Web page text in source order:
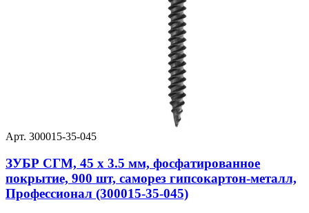
Арт. 300015-35-045
ЗУБР СГМ, 45 х 3.5 мм, фосфатированное
покрытие, 900 шт, саморез гипсокартон-металл,
Профессионал (300015-35-045)